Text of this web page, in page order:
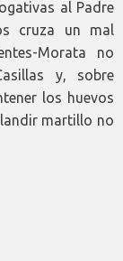
al Padre
cruza un mal
Morata no
y, sobre
los huevos
martillo no